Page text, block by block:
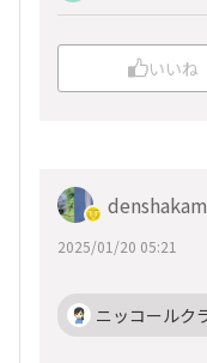
いいね
2025/01/20 05:21
ニッコールク